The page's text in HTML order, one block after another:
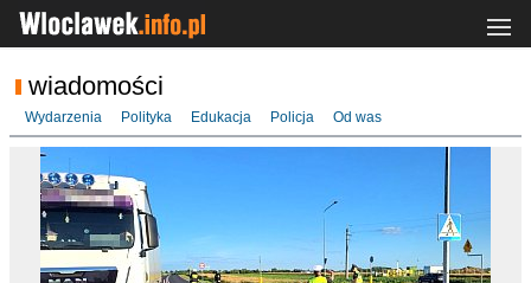
wiadomości
Wydarzenia Polityka Edukacja Policja Od was